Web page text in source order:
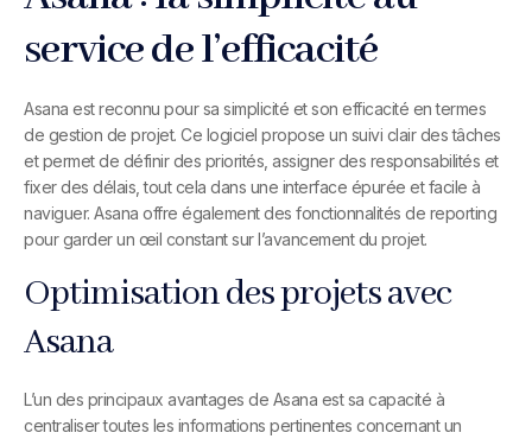
service de l’efficacité
Asana est reconnu pour sa simplicité et son efficacité en termes
de gestion de projet. Ce logiciel propose un suivi clair des tâches
et permet de définir des priorités, assigner des responsabilités et
fixer des délais, tout cela dans une interface épurée et facile à
naviguer. Asana offre également des fonctionnalités de reporting
pour garder un œil constant sur l’avancement du projet.
Optimisation des projets avec
Asana
L’un des principaux avantages de Asana est sa capacité à
centraliser toutes les informations pertinentes concernant un